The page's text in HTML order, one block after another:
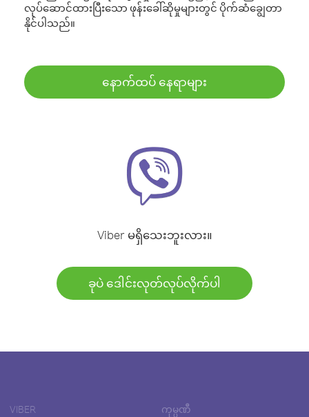
လုပ်ဆောင်ထားပြီးသော ဖုန်းခေါ်ဆိုမှုများတွင် ပိုက်ဆံချွေတာ
နိုင်ပါသည်။
နောက်ထပ် နေရာများ
Viber မရှိသေးဘူးလား။
ခုပဲ ဒေါင်းလုတ်လုပ်လိုက်ပါ
VIBER ကုမ္ပဏီ